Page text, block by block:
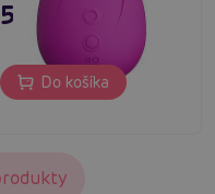
55,80 €
Do košíka